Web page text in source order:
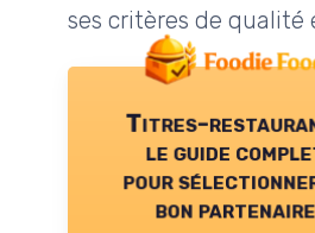
ses critères de qualité
Titres-
le guide
pour
bon partenaire